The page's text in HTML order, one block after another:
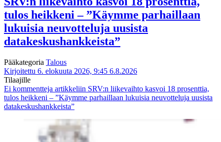
tulos heikkeni – ”Käymme parhaillaan
lukuisia neuvotteluja uusista
datakeskushankkeista”
Pääkategoria Talous
Kirjoitettu 6. elokuuta 2026, 9:45 6.8.2026
Tilaajille
Ei kommentteja artikkeliin SRV:n liikevaihto kasvoi 18 prosenttia,
tulos heikkeni – ”Käymme parhaillaan lukuisia neuvotteluja uusista
datakeskushankkeista”